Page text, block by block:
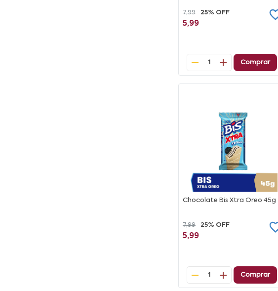
7,99 25% OFF
5,99
1 Comprar
Chocolate Bis Xtra Oreo 45g
7,99 25% OFF
5,99
1 Comprar